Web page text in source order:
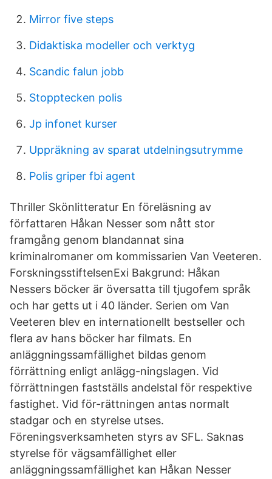
Mirror five steps
Didaktiska modeller och verktyg
Scandic falun jobb
Stopptecken polis
Jp infonet kurser
Uppräkning av sparat utdelningsutrymme
Polis griper fbi agent
Thriller Skönlitteratur En föreläsning av
författaren Håkan Nesser som nått stor
framgång genom blandannat sina
kriminalromaner om kommissarien Van Veeteren.
ForskningsstiftelsenExi Bakgrund: Håkan
Nessers böcker är översatta till tjugofem språk
och har getts ut i 40 länder. Serien om Van
Veeteren blev en internationellt bestseller och
flera av hans böcker har filmats. En
anläggningssamfällighet bildas genom
förrättning enligt anlägg-ningslagen. Vid
förrättningen fastställs andelstal för respektive
fastighet. Vid för-rättningen antas normalt
stadgar och en styrelse utses.
Föreningsverksamheten styrs av SFL. Saknas
styrelse för vägsamfällighet eller
anläggningssamfällighet kan Håkan Nesser